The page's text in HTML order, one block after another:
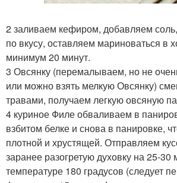
2 заливаем кефиром, добавляем
по вкусу, оставляем мариноваться в
минимум 20 минут.
3 Овсянку (перемалываем, но не
или можно взять мелкую Овсянку)
травами, получаем легкую овсяную
4 куриное Филе обваливаем в
взбитом белке и снова в панировке,
плотной и хрустящей. Отправляем
заранее разогретую духовку на 25-30
температуре 180 градусов (следует